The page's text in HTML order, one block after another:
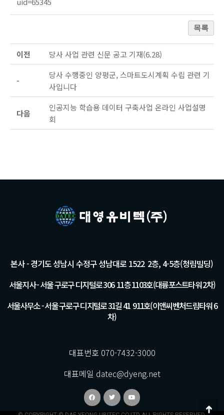
목록
이전 당사 사업 관련 신문 공고 기재(6.28)
-
당사 수행중인 양평군, 스마트도시계획 수립 관련 기
사입니다
다음
인공지능 학습용 데이터 구축사업 온라인 사업설명
회
본사 - 경기도 성남시 수정구 성남대로 1522 2층, 4-5층(청림빌딩)
서울지사 - 서울 구로구 디지털로 306 11층 1103호(대륭포스트타워 2차)
서울사무소 - 서울 구로구 디지털로 31길 41 911호(이앤씨벤처드림타워 6
차)
대표번호 070-7432-3000
대표메일 datec@dyeng.net